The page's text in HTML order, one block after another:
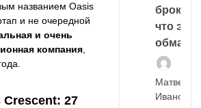
названием Oasis
и не очередной
и очень
компания
Crescent: 27
что это,
обман?
Матвей
Иванов